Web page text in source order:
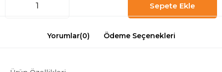
Yorumlar(0) Ödeme Seçenekleri